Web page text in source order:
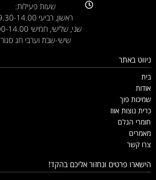
שעות פעילות:
ראשון, רביעי 9.30-14.00
שני, שלישי, חמישי 9.00-14.00
שישי-שבת וערבי חג סגור
ניווט באתר
בית
אודות
שמיכות פוך
כרית נוצות אווז
חומרי הגלם
מאמרים
צרו קשר
הישארו פרטים ונחזור אליכם בהקד!